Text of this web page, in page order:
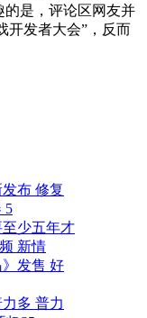
的是，评论区网友并
开发者大会”，反而
布 修复
5
少五年才
新情
发售 好
多 普力